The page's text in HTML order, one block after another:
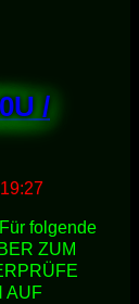
/
folgende
ZUM
AUF